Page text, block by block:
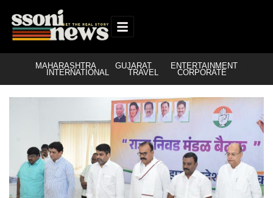
MAHARASHTRA GUJARAT ENTERTAINMENT
INTERNATIONAL TRAVEL CORPORATE